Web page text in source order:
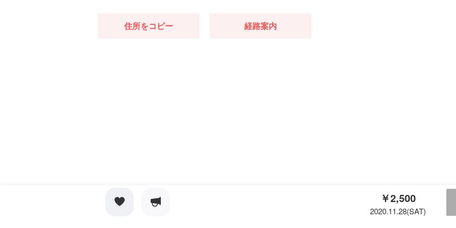
住所をコピー 経路案内
￥2,500
2020.11.28(SAT)